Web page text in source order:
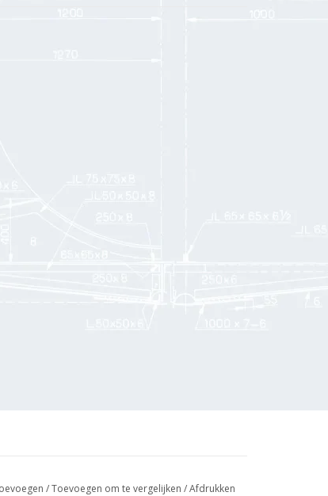
/Toevoegen om te vergelijken /Afdrukken